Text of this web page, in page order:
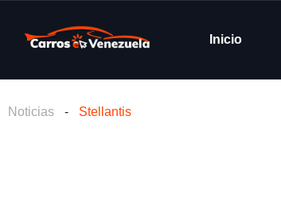
Inicio
Noticias - Stellantis